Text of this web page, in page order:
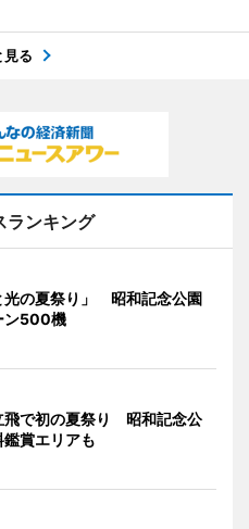
見る
ランキング
光の夏祭り」 昭和記念公園
ン500機
飛で初の夏祭り 昭和記念公
賞エリアも